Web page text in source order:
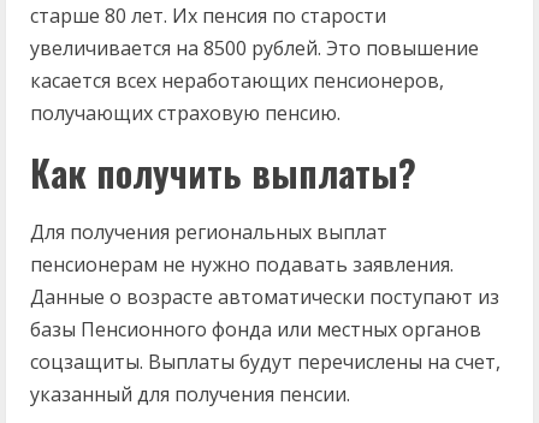
старше 80 лет. Их пенсия по старости
увеличивается на 8500 рублей. Это повышение
касается всех неработающих пенсионеров,
получающих страховую пенсию.
Как получить выплаты?
Для получения региональных выплат
пенсионерам не нужно подавать заявления.
Данные о возрасте автоматически поступают из
базы Пенсионного фонда или местных органов
соцзащиты. Выплаты будут перечислены на счет,
указанный для получения пенсии.